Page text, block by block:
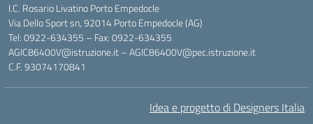
I.C. Rosario Livatino Porto Empedocle
Via Dello Sport sn, 92014 Porto Empedocle (AG)
Tel: 0922-634355 – Fax: 0922-634355
AGIC86400V@istruzione.it–AGIC86400V@pec.istruzione.it
C.F. 93074170841
Idea e progetto di Designers Italia